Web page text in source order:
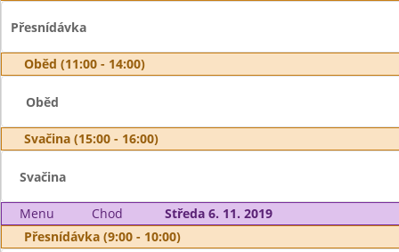
Přesnídávka
Oběd (11:00 - 14:00)
Oběd
Svačina (15:00 - 16:00)
Svačina
Menu Chod
Středa 6. 11. 2019
Přesnídávka (9:00 - 10:00)